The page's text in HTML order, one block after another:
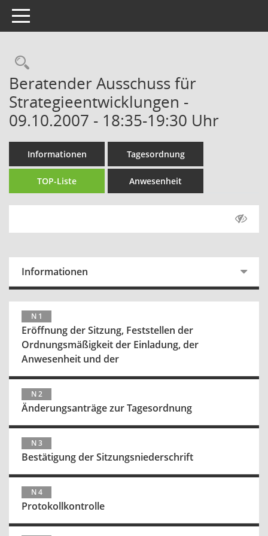
Toggle navigation
Rechercheauswahl
Beratender Ausschuss für
Strategieentwicklungen -
09.10.2007 - 18:35-19:30 Uhr
Informationen Tagesordnung
TOP-Liste Anwesenheit
Informationen
N 1
Eröffnung der Sitzung, Feststellen der
Ordnungsmäßigkeit der Einladung, der
Anwesenheit und der
N 2
Änderungsanträge zur Tagesordnung
N 3
Bestätigung der Sitzungsniederschrift
N 4
Protokollkontrolle